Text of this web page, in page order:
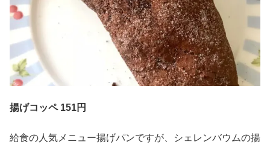
揚げコッペ 151円
給食の人気メニュー揚げパンですが、シェレンバウムの揚